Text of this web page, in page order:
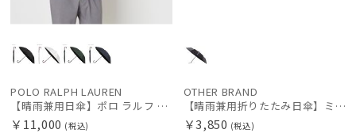
POLO RALPH LAUREN
【晴雨兼用日傘】ポロ ラルフ ローレン (POLO RALPH LAUREN) 馬具 遮光100% UVメンズ日傘
￥11,000 (税込)
OTHER BRAND
【晴雨兼用折りたたみ日傘】ミズノ (MIZUNO) 無地×ロゴ 一級遮光99.99% 遮熱 UV99％以上 晴雨兼用 軽量
￥3,850 (税込)